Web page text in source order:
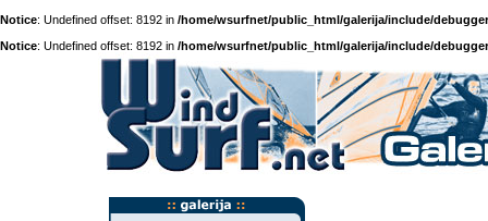
Notice: Undefined offset: 8192 in /home/wsurfnet/public_html/galerija/include/
Notice: Undefined offset: 8192 in /home/wsurfnet/public_html/galerija/include/